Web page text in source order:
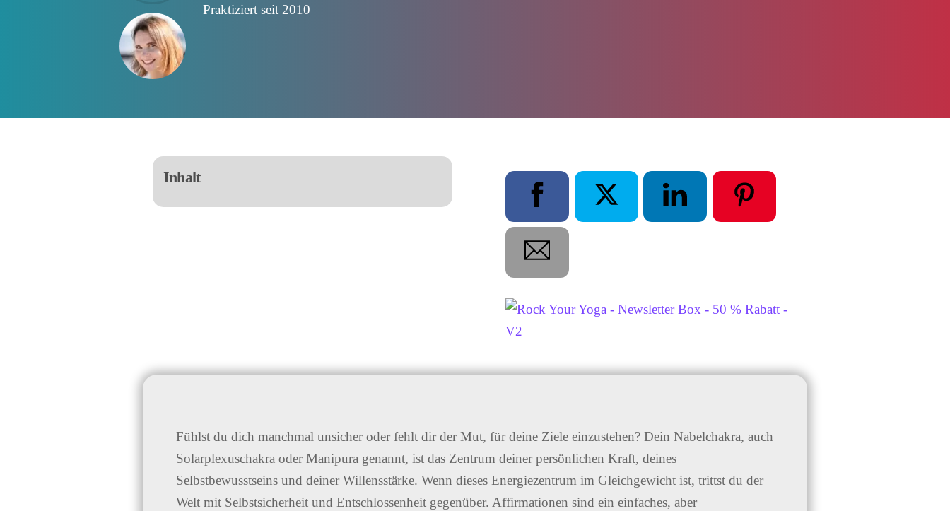
Praktiziert seit 2010
Inhalt
Fühlst du dich manchmal unsicher oder fehlt dir der Mut, für deine Ziele einzustehen? Dein Nabelchakra, auch
Solarplexuschakra oder Manipura genannt, ist das Zentrum deiner persönlichen Kraft, deines
Selbstbewusstseins und deiner Willensstärke. Wenn dieses Energiezentrum im Gleichgewicht ist, trittst du der
Welt mit Selbstsicherheit und Entschlossenheit gegenüber. Affirmationen sind ein einfaches, aber